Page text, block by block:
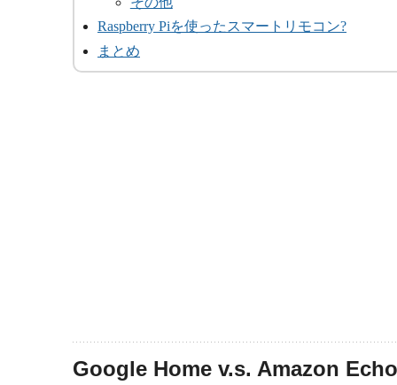
Raspberry Piを使ったスマートリモコン?
まとめ
Google Home v.s. Amazon Echo